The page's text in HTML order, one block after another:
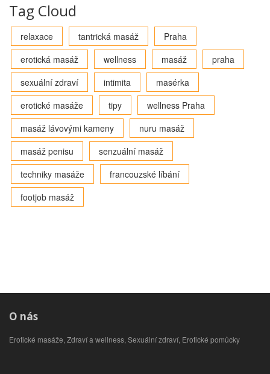
Tag Cloud
relaxace tantrická masáž
Praha
erotická masáž
wellness masáž
praha
sexuální zdraví
intimita
masérka
erotické masáže
tipy
wellness Praha
masáž lávovými kameny
nuru masáž
masáž penisu
senzuální masáž
techniky masáže
francouzské líbání
footjob masáž
O nás
Erotické masáže, Zdraví a wellness, Sexuální zdraví, Erotické pomůcky